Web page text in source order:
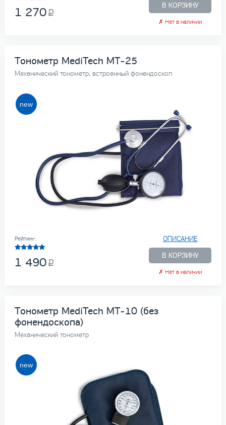
В КОРЗИНУ
✗ Нет в наличии
1 270
Тонометр MediTech МТ-25
Механический тонометр, встроенный фонендоскоп
ОПИСАНИЕ
В КОРЗИНУ
✗ Нет в наличии
Рейтинг:
1 490
Тонометр MediTech МТ-10 (без
фонендоскопа)
Механический тонометр